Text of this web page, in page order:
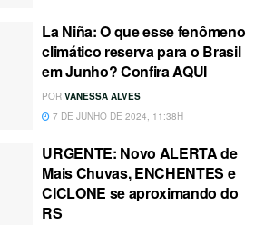
La Niña: O que esse fenômeno
climático reserva para o Brasil
em Junho? Confira AQUI
POR VANESSA ALVES
7 DE JUNHO DE 2024, 11:38H
URGENTE: Novo ALERTA de
Mais Chuvas, ENCHENTES e
CICLONE se aproximando do
RS